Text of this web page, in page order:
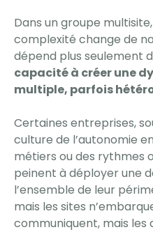
Dans un groupe
complexité change de
dépend plus seulement
capacité à créer une
multiple, parfois
Certaines entreprises,
culture de l’autonomie
métiers ou des rythmes
peinent à déployer une
l’ensemble de leur
mais les sites
communiquent, mais les